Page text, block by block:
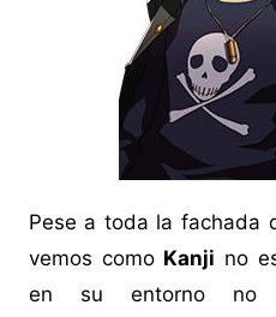
Pese a toda la fachada
vemos como Kanji no
en su entorno no